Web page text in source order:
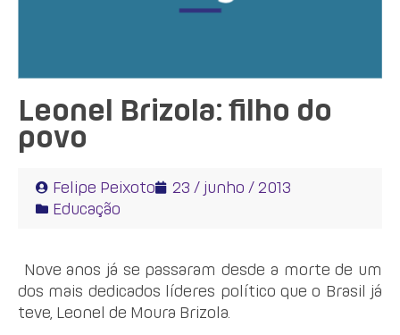
Leonel Brizola: filho do
povo
Felipe Peixoto
23 / junho / 2013
Educação
Nove anos já se passaram desde a morte de um
dos mais dedicados líderes político que o Brasil já
teve, Leonel de Moura Brizola.